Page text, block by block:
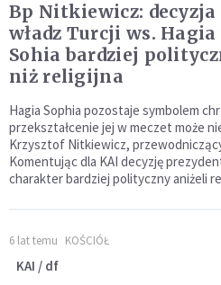
Bp Nitkiewicz: decyzja
władz Turcji ws. Hagia
Sohia bardziej
niż religijna
Hagia Sophia pozostaje symbolem
przekształcenie jej w meczet może
Krzysztof Nitkiewicz,
Komentując dla KAI decyzję
charakter bardziej polityczny aniżeli
6 lat temu KOŚCIÓŁ
KAI / df